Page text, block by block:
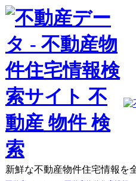
新鮮な不動産物件住宅情報を